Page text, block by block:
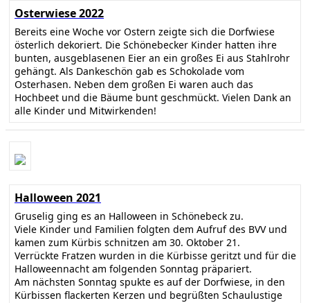
Osterwiese 2022
Bereits eine Woche vor Ostern zeigte sich die Dorfwiese
österlich dekoriert. Die Schönebecker Kinder hatten ihre
bunten, ausgeblasenen Eier an ein großes Ei aus Stahlrohr
gehängt. Als Dankeschön gab es Schokolade vom
Osterhasen. Neben dem großen Ei waren auch das
Hochbeet und die Bäume bunt geschmückt. Vielen Dank an
alle Kinder und Mitwirkenden!
Halloween 2021
Gruselig ging es an Halloween in Schönebeck zu.
Viele Kinder und Familien folgten dem Aufruf des BVV und
kamen zum Kürbis schnitzen am 30. Oktober 21.
Verrückte Fratzen wurden in die Kürbisse geritzt und für die
Halloweennacht am folgenden Sonntag präpariert.
Am nächsten Sonntag spukte es auf der Dorfwiese, in den
Kürbissen flackerten Kerzen und begrüßten Schaulustige